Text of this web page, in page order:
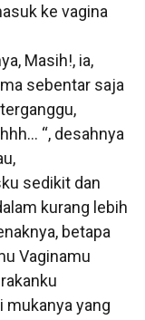
ke vagina
Masih!, ia,
sebentar saja
“, desahnya
sedikit dan
kurang lebih
betapa
Vaginamu
mukanya yang